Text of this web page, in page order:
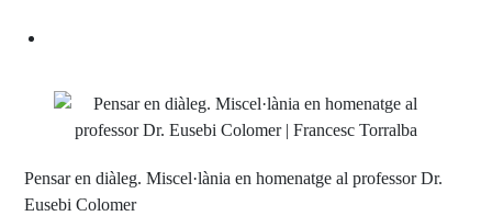
Pensar en diàleg. Miscel·lània en homenatge al professor Dr.
Eusebi Colomer